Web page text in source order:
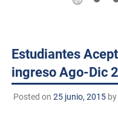
Estudiantes
ingreso Ago-Dic
Posted on 25 junio, 2015by